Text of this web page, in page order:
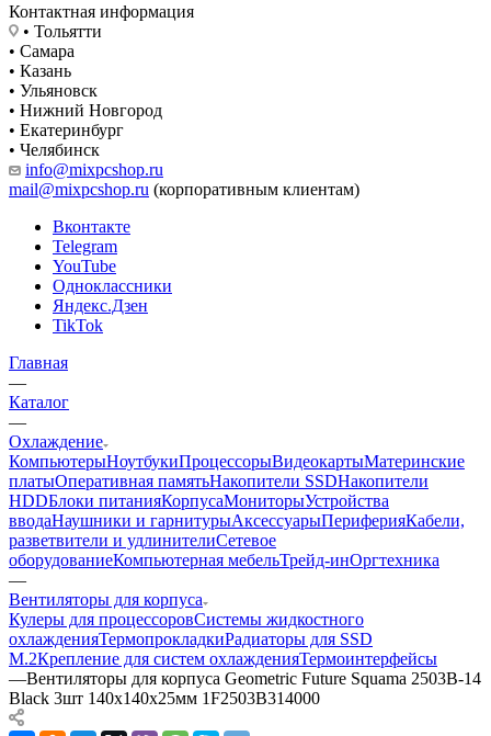
Контактная информация
• Тольятти
• Самара
• Казань
• Ульяновск
• Нижний Новгород
• Екатеринбург
• Челябинск
info@mixpcshop.ru
mail@mixpcshop.ru (корпоративным клиентам)
Вконтакте
Telegram
YouTube
Одноклассники
Яндекс.Дзен
TikTok
Главная
—
Каталог
—
Охлаждение
КомпьютерыНоутбукиПроцессорыВидеокартыМатеринские
платыОперативная памятьНакопители SSDНакопители
HDDБлоки питанияКорпусаМониторыУстройства
вводаНаушники и гарнитурыАксессуарыПериферияКабели,
разветвители и удлинителиСетевое
оборудованиеКомпьютерная мебельТрейд-инОргтехника
—
Вентиляторы для корпуса
Кулеры для процессоровСистемы жидкостного
охлажденияТермопрокладкиРадиаторы для SSD
M.2Крепление для систем охлажденияТермоинтерфейсы
—Вентиляторы для корпуса Geometric Future Squama 2503B-14
Black 3шт 140х140x25мм 1F2503B314000